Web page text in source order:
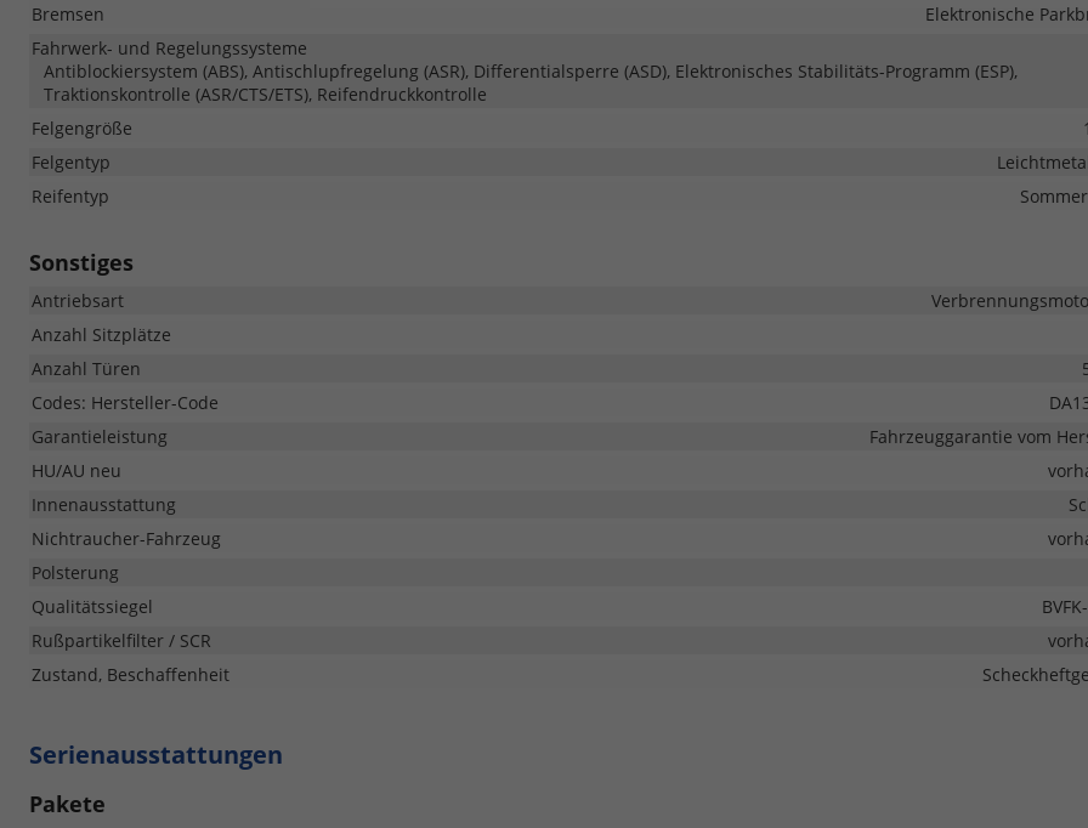
Bremsen
Elektronische
Fahrwerk- und Regelungssysteme
Antiblockiersystem (ABS), Antischlupfregelung (ASR), Differentialsperre (ASD), Elektronisches Stabilitäts-Programm (ESP),
Traktionskontrolle (ASR/CTS/ETS), Reifendruckkontrolle
Felgengröße
Felgentyp
Reifentyp
Sonstiges
Antriebsart
Anzahl Sitzplätze
Anzahl Türen
Codes: Hersteller-Code
Garantieleistung
Fahrzeuggarantie vom
HU/AU neu
Innenausstattung
Nichtraucher-Fahrzeug
Polsterung
Qualitätssiegel
Rußpartikelfilter / SCR
Zustand, Beschaffenheit
Serienausstattungen
Pakete